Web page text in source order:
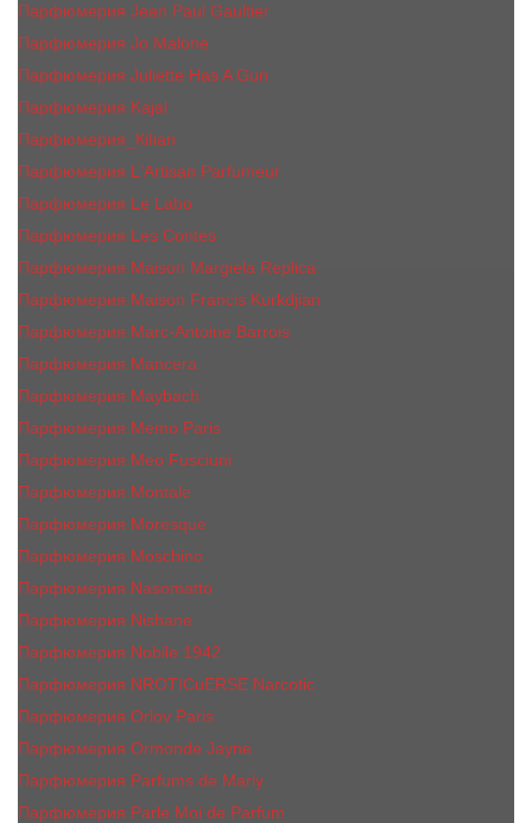
Парфюмерия Jean Paul Gaultier
Парфюмерия Jо Malоnе
Парфюмерия Juliette Has A Gun
Парфюмерия Kajal
Парфюмерия_КiIiаn
Парфюмерия L'Artisan Parfumeur
Парфюмерия Le Labo
Парфюмерия Les Contes
Парфюмерия Maison Margiela Replica
Парфюмерия Maison Francis Kurkdjian
Парфюмерия Marc-Antoine Barrois
Парфюмерия Mancera
Парфюмерия Maybach
Парфюмерия Memo Paris
Парфюмерия Meo Fusciuni
Парфюмерия Montale
Парфюмерия Moresque
Парфюмерия Moschino
Парфюмерия Nasomatto
Парфюмерия Nishane
Парфюмерия Nobile 1942
Парфюмерия NROTICuERSE Narcotic
Парфюмерия Orlov Paris
Парфюмерия Ormonde Jayne
Парфюмерия Parfums de Marly
Парфюмерия Parle Moi de Parfum